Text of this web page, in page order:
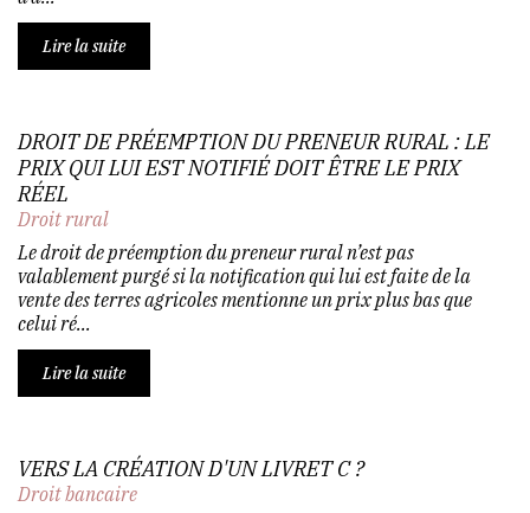
Lire la suite
DROIT DE PRÉEMPTION DU PRENEUR RURAL : LE
PRIX QUI LUI EST NOTIFIÉ DOIT ÊTRE LE PRIX
RÉEL
Droit rural
Le droit de préemption du preneur rural n’est pas
valablement purgé si la notification qui lui est faite de la
vente des terres agricoles mentionne un prix plus bas que
celui ré...
Lire la suite
VERS LA CRÉATION D'UN LIVRET C ?
Droit bancaire